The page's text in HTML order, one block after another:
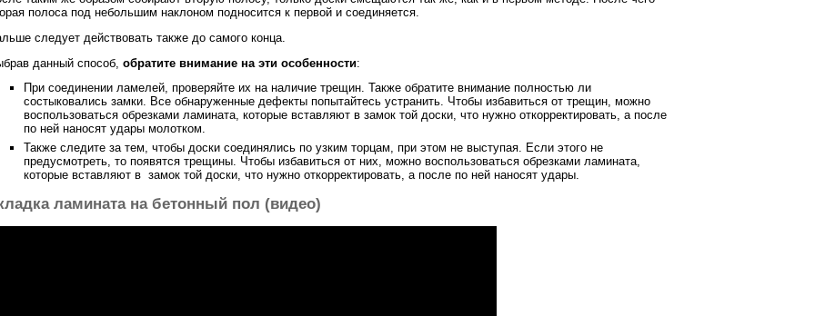
полоса под небольшим наклоном подносится к первой и соединяется.
следует действовать также до самого конца.
данный способ, обратите внимание на эти особенности:
При соединении ламелей, проверяйте их на наличие трещин. Также обратите внимание полностью ли
состыковались замки. Все обнаруженные дефекты попытайтесь устранить. Чтобы избавиться от трещин, можно
воспользоваться обрезками ламината, которые вставляют в замок той доски, что нужно откорректировать, а после
по ней наносят удары молотком.
Также следите за тем, чтобы доски соединялись по узким торцам, при этом не выступая. Если этого не
предусмотреть, то появятся трещины. Чтобы избавиться от них, можно воспользоваться обрезками ламината,
которые вставляют в замок той доски, что нужно откорректировать, а после по ней наносят удары.
ламината на бетонный пол (видео)